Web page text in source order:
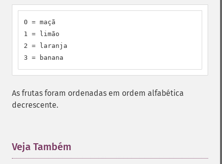
0 = maçã
1 = limão
2 = laranja
3 = banana
As frutas foram ordenadas em ordem alfabética
decrescente.
Veja Também